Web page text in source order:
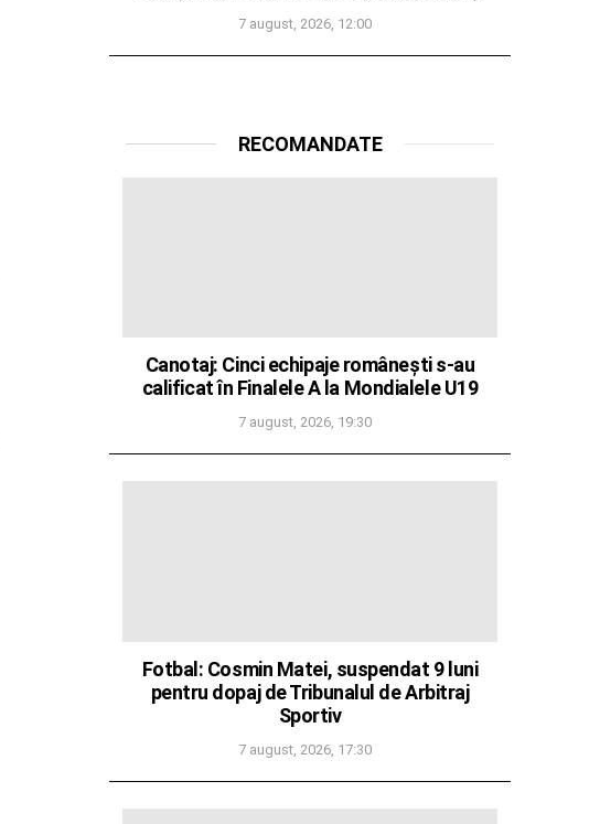
7 august, 2026, 12:00
RECOMANDATE
Canotaj: Cinci echipaje românești s-au
calificat în Finalele A la Mondialele U19
7 august, 2026, 19:30
Fotbal: Cosmin Matei, suspendat 9 luni
pentru dopaj de Tribunalul de Arbitraj
Sportiv
7 august, 2026, 17:30